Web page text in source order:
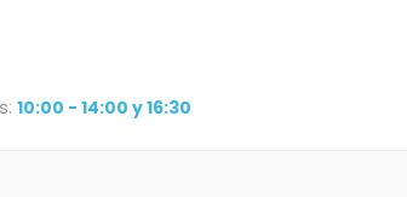
10:00 - 14:00 y 16:30